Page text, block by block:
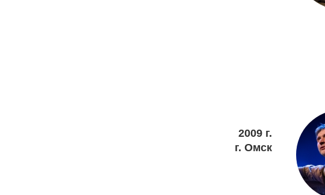
2009 г.
г. Омск